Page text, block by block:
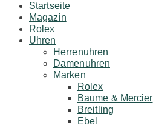
Startseite
Magazin
Rolex
Uhren
Herrenuhren
Damenuhren
Marken
Rolex
Baume & Mercier
Breitling
Ebel